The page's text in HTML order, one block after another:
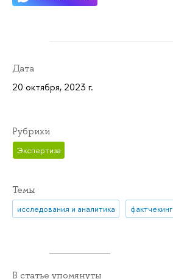
Дата
20 октября, 2023 г.
Рубрики
Экспертиза
Темы
исследования и аналитика фактчекинг
В статье упомянуты